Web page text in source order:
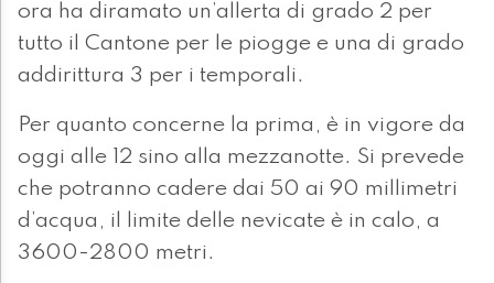
ora ha diramato un’allerta di grado 2 per
tutto il Cantone per le piogge e una di grado
addirittura 3 per i temporali.
Per quanto concerne la prima, è in vigore da
oggi alle 12 sino alla mezzanotte. Si prevede
che potranno cadere dai 50 ai 90 millimetri
d’acqua, il limite delle nevicate è in calo, a
3600-2800 metri.